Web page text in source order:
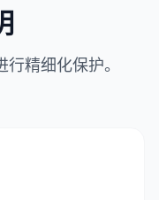
精细化保护。